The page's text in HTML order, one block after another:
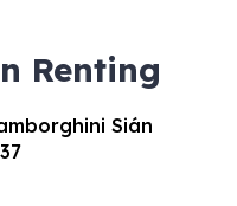
pocos años.
Renting